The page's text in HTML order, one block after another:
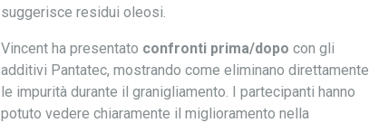
suggerisce residui oleosi.
Vincent ha presentato confronti prima/dopo con gli
additivi Pantatec, mostrando come eliminano direttamente
le impurità durante il granigliamento. I partecipanti hanno
potuto vedere chiaramente il miglioramento nella